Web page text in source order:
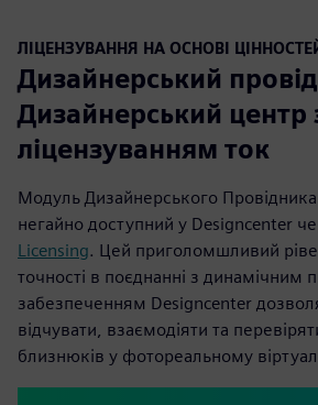
ЛІЦЕНЗУВАННЯ НА ОСНОВІ ЦІННОСТЕЙ
Дизайнерський
Дизайнерський центр
ліцензуванням ток
Модуль Дизайнерського
негайно доступний у Designcenter
Licensing. Цей приголомшливий
точності в поєднанні з динамічним
забезпеченням Designcenter
відчувати, взаємодіяти та
близнюків у фотореальному